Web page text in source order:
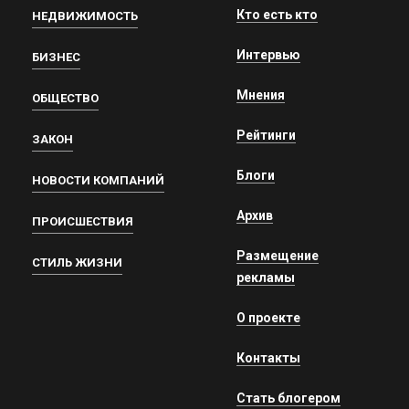
НЕДВИЖИМОСТЬ
БИЗНЕС
ОБЩЕСТВО
ЗАКОН
НОВОСТИ КОМПАНИЙ
ПРОИСШЕСТВИЯ
СТИЛЬ ЖИЗНИ
Кто есть кто
Интервью
Мнения
Рейтинги
Блоги
Архив
Размещение
рекламы
О проекте
Контакты
Стать блогером